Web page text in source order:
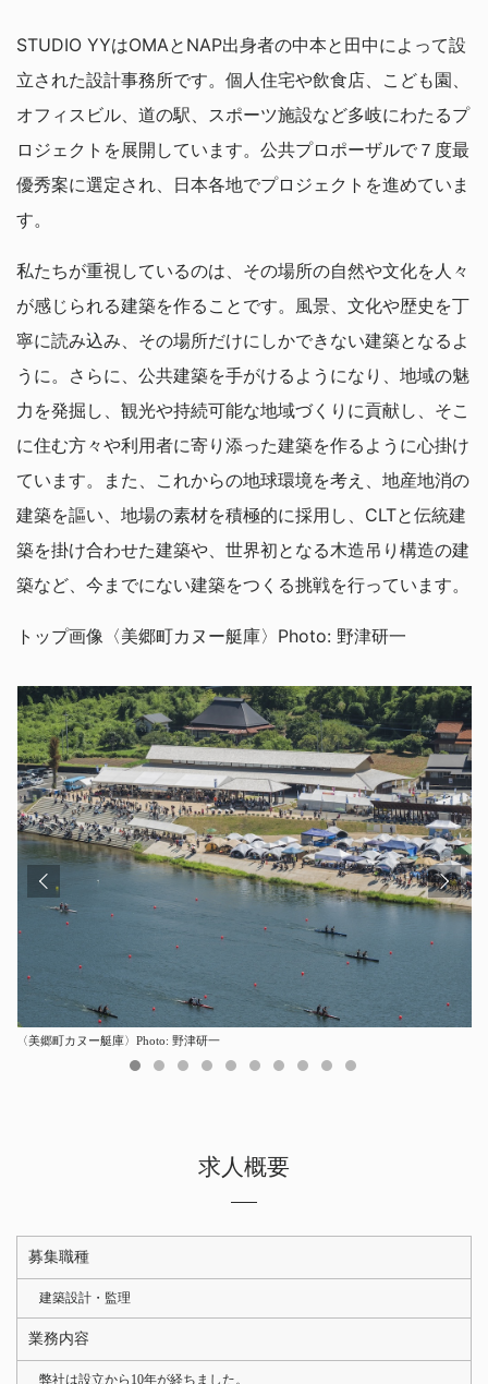
STUDIO YYはOMAとNAP出身者の中本と田中によって設
立された設計事務所です。個人住宅や飲食店、こども園、
オフィスビル、道の駅、スポーツ施設など多岐にわたるプ
ロジェクトを展開しています。公共プロポーザルで７度最
優秀案に選定され、日本各地でプロジェクトを進めていま
す。
私たちが重視しているのは、その場所の自然や文化を人々
が感じられる建築を作ることです。風景、文化や歴史を丁
寧に読み込み、その場所だけにしかできない建築となるよ
うに。さらに、公共建築を手がけるようになり、地域の魅
力を発掘し、観光や持続可能な地域づくりに貢献し、そこ
に住む方々や利用者に寄り添った建築を作るように心掛け
ています。また、これからの地球環境を考え、地産地消の
建築を謳い、地場の素材を積極的に採用し、CLTと伝統建
築を掛け合わせた建築や、世界初となる木造吊り構造の建
築など、今までにない建築をつくる挑戦を行っています。
トップ画像〈美郷町カヌー艇庫〉Photo: 野津研一
〈美郷町カヌー艇庫〉Photo: 野津研一
〈美郷町カヌー艇庫〉Photo: エスエス秋田広樹
〈まみきのさんの道の駅・佐川〉Photo: エスエス秋田広樹
〈丘の子ども園〉Photo: 新井達也
〈水道橋のオフィス〉Photo: エスエス海谷征生
〈蒜山そばの館〉Photo: エスエス秋田広樹
〈一之江のEmpress〉Photo: エスエス海谷征生
〈美郷町賑わい創出施設〉Photo: STUDIO YY
〈まこと東幼稚園〉Photo: STUDIO YY
〈息栖にぎわいテラス〉Photo: STUDIO YY
求人概要
募集職種
建築設計・監理
業務内容
弊社は設立から10年が経ちました。